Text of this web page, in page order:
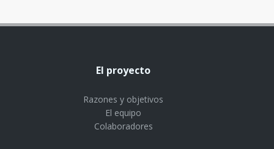
El proyecto
Razones y objetivos
El equipo
Colaboradores